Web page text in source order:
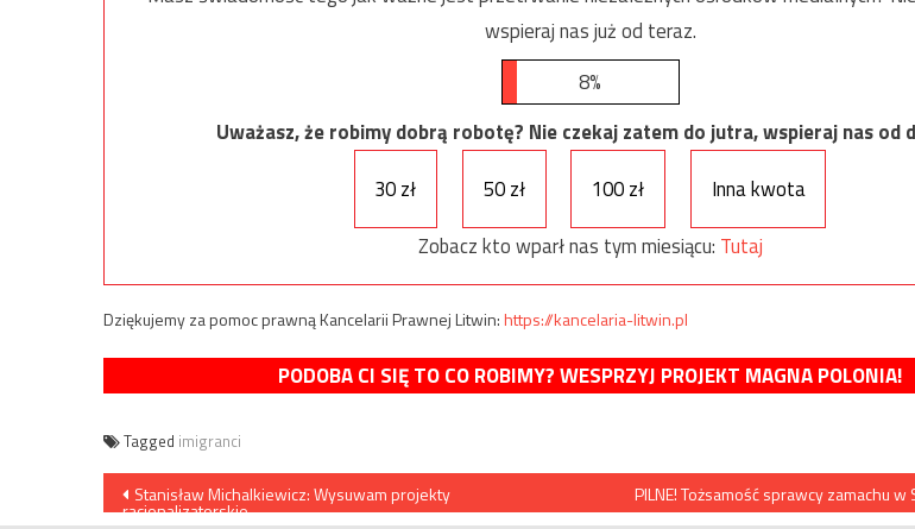
wspieraj nas już od teraz.
8%
Uważasz, że robimy dobrą robotę? Nie czekaj zatem do jutra, wspieraj nas od
30 zł
50 zł 100 zł
Inna kwota
Zobacz kto wparł nas tym miesiącu: Tutaj
Dziękujemy za pomoc prawną Kancelarii Prawnej Litwin:https://kancelaria-litwin.pl
PODOBA CI SIĘ TO CO ROBIMY? WESPRZYJ PROJEKT MAGNA POLONIA!
Tagged imigranci
Nawigacja
Stanisław Michalkiewicz: Wysuwam projekty
racjonalizatorskie
PILNE! Tożsamość sprawcy zamachu